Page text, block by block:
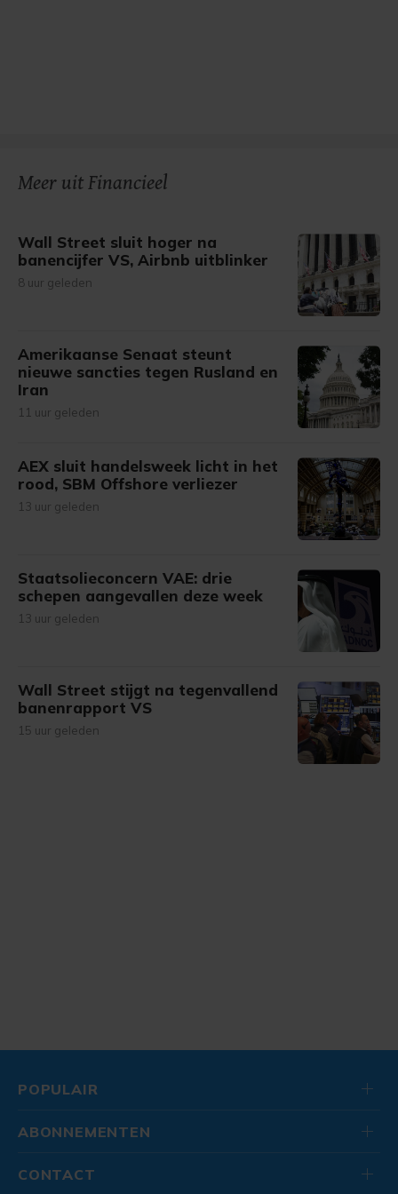
Meer uit Financieel
Wall Street sluit hoger na
banencijfer VS, Airbnb uitblinker
8 uur geleden
Amerikaanse Senaat steunt
nieuwe sancties tegen Rusland en
Iran
11 uur geleden
AEX sluit handelsweek licht in het
rood, SBM Offshore verliezer
13 uur geleden
Staatsolieconcern VAE: drie
schepen aangevallen deze week
13 uur geleden
Wall Street stijgt na tegenvallend
banenrapport VS
15 uur geleden
POPULAIR
ABONNEMENTEN
CONTACT